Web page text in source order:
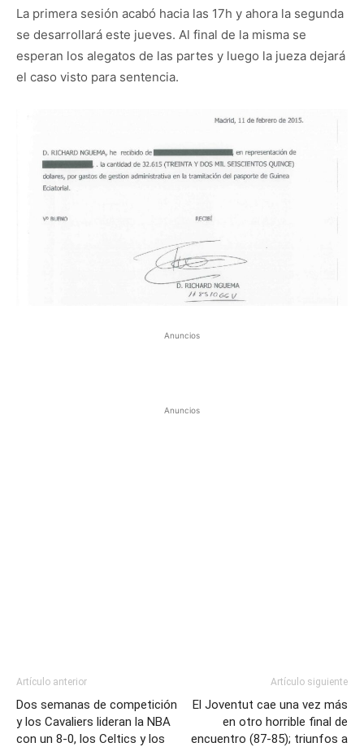
La primera sesión acabó hacia las 17h y ahora la segunda
se desarrollará este jueves. Al final de la misma se
esperan los alegatos de las partes y luego la jueza dejará
el caso visto para sentencia.
Anuncios
Anuncios
Artículo anterior
Dos semanas de competición
y los Cavaliers lideran la NBA
con un 8-0, los Celtics y los
Artículo siguiente
El Joventut cae una vez más
en otro horrible final de
encuentro (87-85); triunfos a